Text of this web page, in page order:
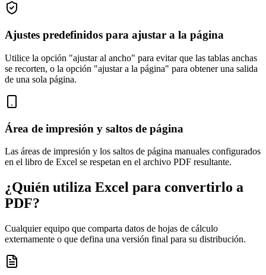
Ajustes predefinidos para ajustar a la página
Utilice la opción "ajustar al ancho" para evitar que las tablas anchas
se recorten, o la opción "ajustar a la página" para obtener una salida
de una sola página.
Área de impresión y saltos de página
Las áreas de impresión y los saltos de página manuales configurados
en el libro de Excel se respetan en el archivo PDF resultante.
¿Quién utiliza Excel para convertirlo a
PDF?
Cualquier equipo que comparta datos de hojas de cálculo
externamente o que defina una versión final para su distribución.